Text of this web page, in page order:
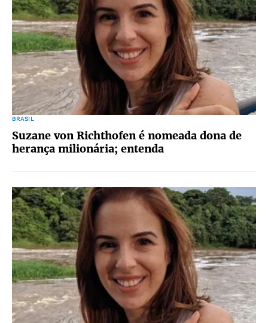
BRASIL
Suzane von Richthofen é nomeada dona de
herança milionária; entenda